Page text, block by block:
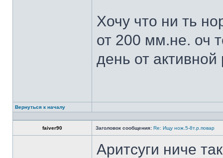
Хочу что ни ть
от 200 мм.не. оч
день от
Вернуться к началу
faiver90 Заголовок сообщения: Re: Ищу нож.5-8т.р.повар
Аритсуги ниче